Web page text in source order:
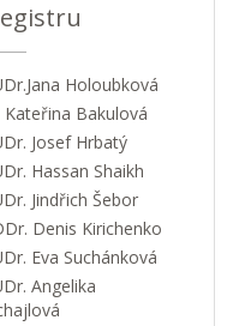
Holoubková
Kateřina Bakulová
Josef Hrbatý
Hassan Shaikh
Jindřich Šebor
Denis Kirichenko
Eva Suchánková
Angelika